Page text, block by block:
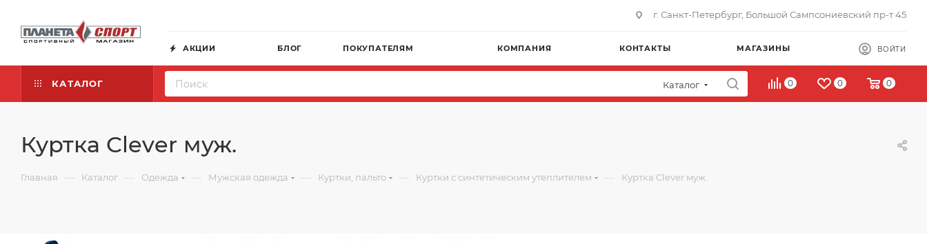
г. Санкт-Петербург, Большой Сампсониевский пр-т 45
АКЦИИ БЛОГ ПОКУПАТЕЛЯМ КОМПАНИЯ КОНТАКТЫ МАГАЗИНЫ ВОЙТИ
КАТАЛОГ Каталог 0 0 0
Куртка Clever муж.
Главная — Каталог — Одежда — Мужская одежда — Куртки, пальто — Куртки с синтетическим утеплителем — Куртка Clever муж.